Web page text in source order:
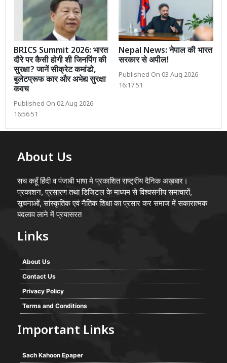
BRICS Summit 2026: भारत
दौरे पर कैसी होगी शी जिनपिंग की
सुरक्षा? जानें सीक्रेट कमांडो,
बुलेटप्रूफ कार और अभेद्य सुरक्षा
कवच
Published On 02 Aug 2026
16:56:51
Nepal News: नेपाल की भारत
सरकार से अपील!
Published On 03 Aug 2026
16:17:51
About Us
सच कहूँ हिंदी व पंजाबी भाषा मे प्रकाशित राष्ट्रीय दैनिक अख़बार।
प्रकाशन, प्रसारण तथा डिजिटल के माध्यम से विश्वसनीय समाचारों,
सूचनाओं, सांस्कृतिक एवं नैतिक शिक्षा का प्रसार कर समाज में सकारात्मक
बदलाव लाने में प्रयासरत
Links
About Us
Contact Us
Privacy Policy
Terms and Conditions
Important Links
Sach Kahoon Epaper